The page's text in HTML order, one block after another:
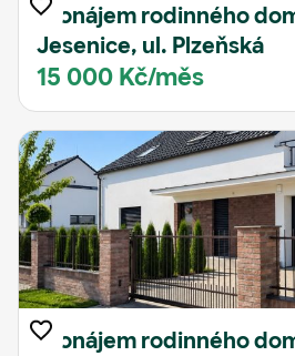
Pronájem rodinného
Jesenice, ul. Plzeňská
15 000 Kč/měs
Pronájem rodinného